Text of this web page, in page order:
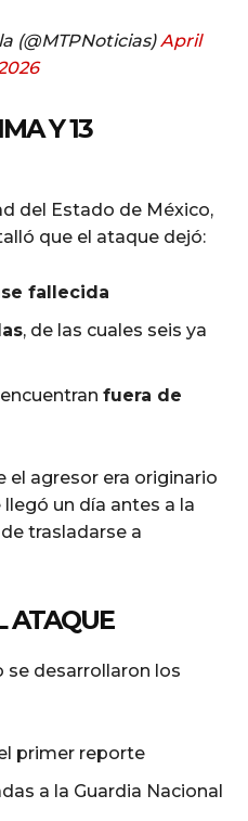
(@MTPNoticias)April
Y 13
del Estado de México,
que el ataque dejó:
fallecida
, de las cuales seis ya
fuera de
el agresor era originario
llegó un día antes a la
trasladarse a
ATAQUE
se desarrollaron los
primer reporte
a la Guardia Nacional